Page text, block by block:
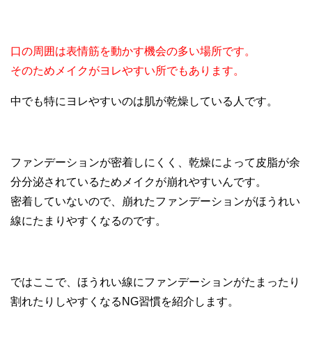
口の周囲は表情筋を動かす機会の多い場所です。
そのためメイクがヨレやすい所でもあります。
中でも特にヨレやすいのは肌が乾燥している人です。
ファンデーションが密着しにくく、乾燥によって皮脂が余
分分泌されているためメイクが崩れやすいんです。
密着していないので、崩れたファンデーションがほうれい
線にたまりやすくなるのです。
ではここで、ほうれい線にファンデーションがたまったり
割れたりしやすくなるNG習慣を紹介します。